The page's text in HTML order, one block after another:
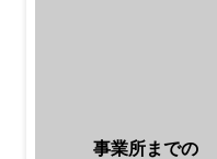
事業所までの